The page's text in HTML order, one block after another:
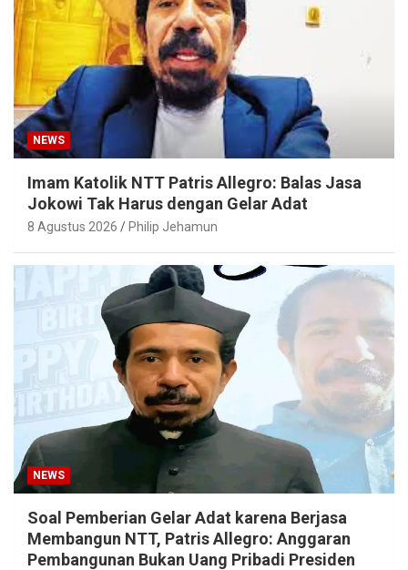
NEWS
Imam Katolik NTT Patris Allegro: Balas Jasa
Jokowi Tak Harus dengan Gelar Adat
8 Agustus 2026 Philip Jehamun
NEWS
Soal Pemberian Gelar Adat karena Berjasa
Membangun NTT, Patris Allegro: Anggaran
Pembangunan Bukan Uang Pribadi Presiden